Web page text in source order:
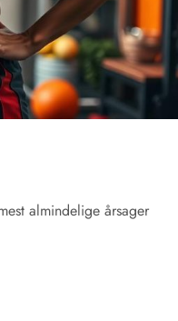
almindelige årsager